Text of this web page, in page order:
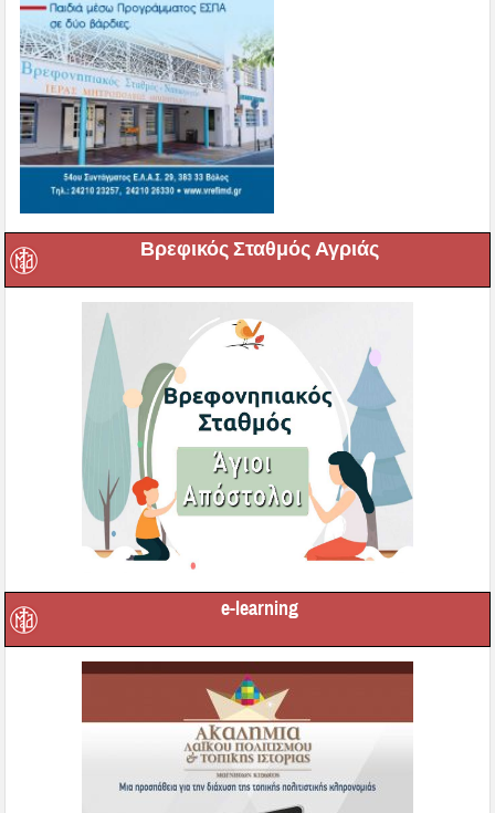
Βρεφικός Σταθμός Αγριάς
e-learning